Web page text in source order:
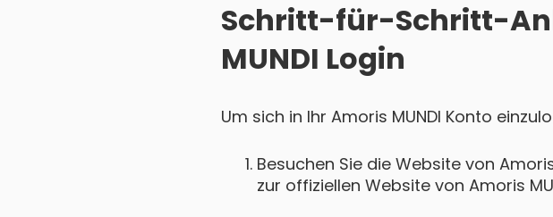
Schritt-für-Schritt-
MUNDI Login
Um sich in Ihr Amoris MUNDI Konto
Besuchen Sie die Website von
zur offiziellen Website von Amoris